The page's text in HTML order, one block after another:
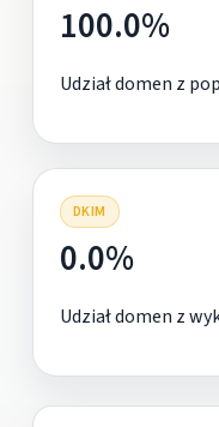
100.0%
Udział domen z
DKIM
0.0%
Udział domen z